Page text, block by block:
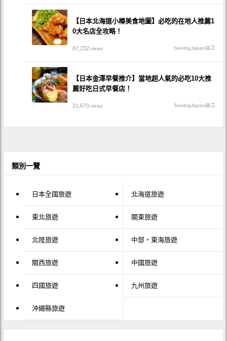
【日本北海道小樽美食地圖】必吃的在地人推薦1
0大名店全攻略！
87,232views SeeingJapan員工
【日本金澤早餐推介】當地超人氣的必吃10大推
薦好吃日式早餐店！
21,670views SeeingJapan員工
類別一覽
日本全國旅遊 北海道旅遊
東北旅遊 關東旅遊
北陸旅遊 中部・東海旅遊
關西旅遊 中國旅遊
四國旅遊 九州旅遊
沖繩縣旅遊